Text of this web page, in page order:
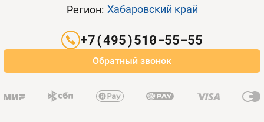
Оплата и доставка
Регион: Хабаровский край
+7(495)510-55-55
Обратный звонок